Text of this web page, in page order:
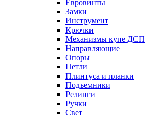
Евровинты
Замки
Инструмент
Крючки
Механизмы купе ДСП
Направляющие
Опоры
Петли
Плинтуса и планки
Подъемники
Релинги
Ручки
Свет